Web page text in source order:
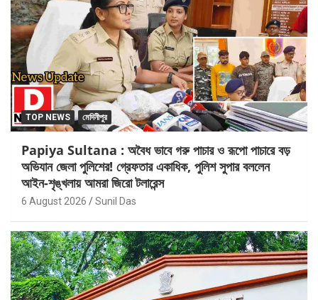
TOP NEWS মেদিনীপুর
Papiya Sultana : অবৈধ ভাবে গরু পাচার ও রূপো পাচারে বড়
অভিযান জেলা পুলিশের! গ্রেফতার একাধিক, পুলিশ সুপার বললেন
আইন-শৃঙ্খলায় আমরা জিরো টলারেন্স
6 August 2026 Sunil Das